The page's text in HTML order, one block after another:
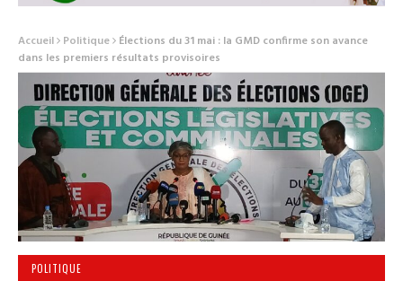
Accueil Politique Élections du 31 mai : la GMD confirme son avance
dans les premiers résultats provisoires
POLITIQUE